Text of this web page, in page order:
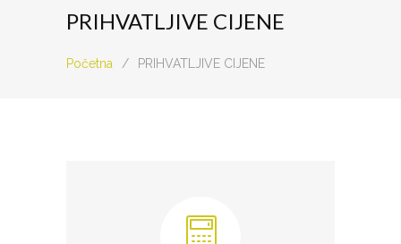
PRIHVATLJIVE CIJENE
Početna / PRIHVATLJIVE CIJENE